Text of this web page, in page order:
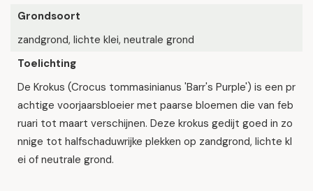
Grondsoort
zandgrond, lichte klei, neutrale grond
Toelichting
De Krokus (Crocus tommasinianus 'Barr's Purple') is een pr
achtige voorjaarsbloeier met paarse bloemen die van feb
ruari tot maart verschijnen. Deze krokus gedijt goed in zo
nnige tot halfschaduwrijke plekken op zandgrond, lichte kl
ei of neutrale grond.